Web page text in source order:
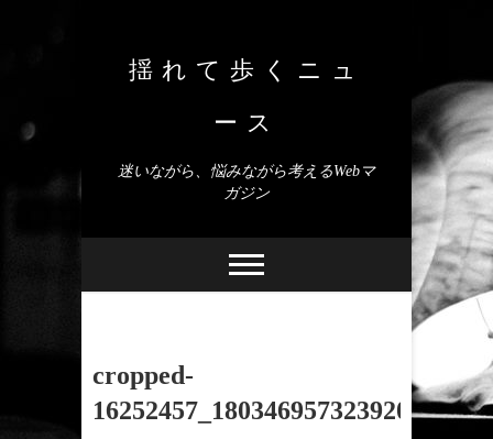
content揺れて歩くニュ
ース
迷いながら、悩みながら考えるWebマ
ガジン
cropped-